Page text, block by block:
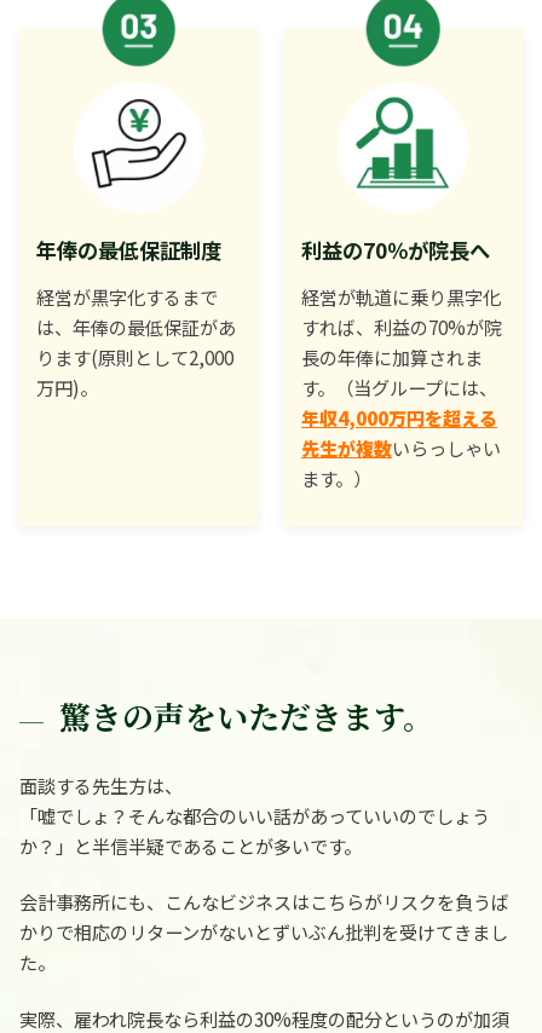
年俸の最低保証制度
経営が黒字化するまで
は、年俸の最低保証があ
ります(原則として2,000
万円)。
利益の70％が院長へ
経営が軌道に乗り黒字化
すれば、利益の70%が院
長の年俸に加算されま
す。（当グループには、
年収4,000万円を超える
先生が複数いらっしゃい
ます。）
驚きの声をいただきます。
面談する先生方は、
「嘘でしょ？そんな都合のいい話があっていいのでしょう
か？」 と半信半疑であることが多いです。
会計事務所にも、こんなビジネスはこちらがリスクを負うば
かりで相応のリターンがないとずいぶん批判を受けてきまし
た。
実際、雇われ院長なら利益の30%程度の配分というのが加須